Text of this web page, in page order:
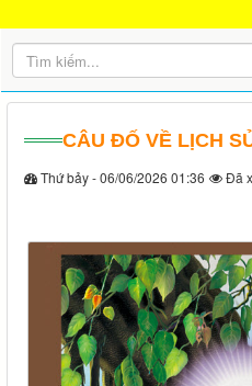
CÂU ĐỐ VỀ LỊCH
Thứ bảy - 06/06/2026 01:36 Đã